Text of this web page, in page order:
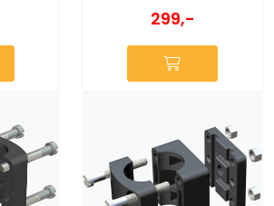
299,-